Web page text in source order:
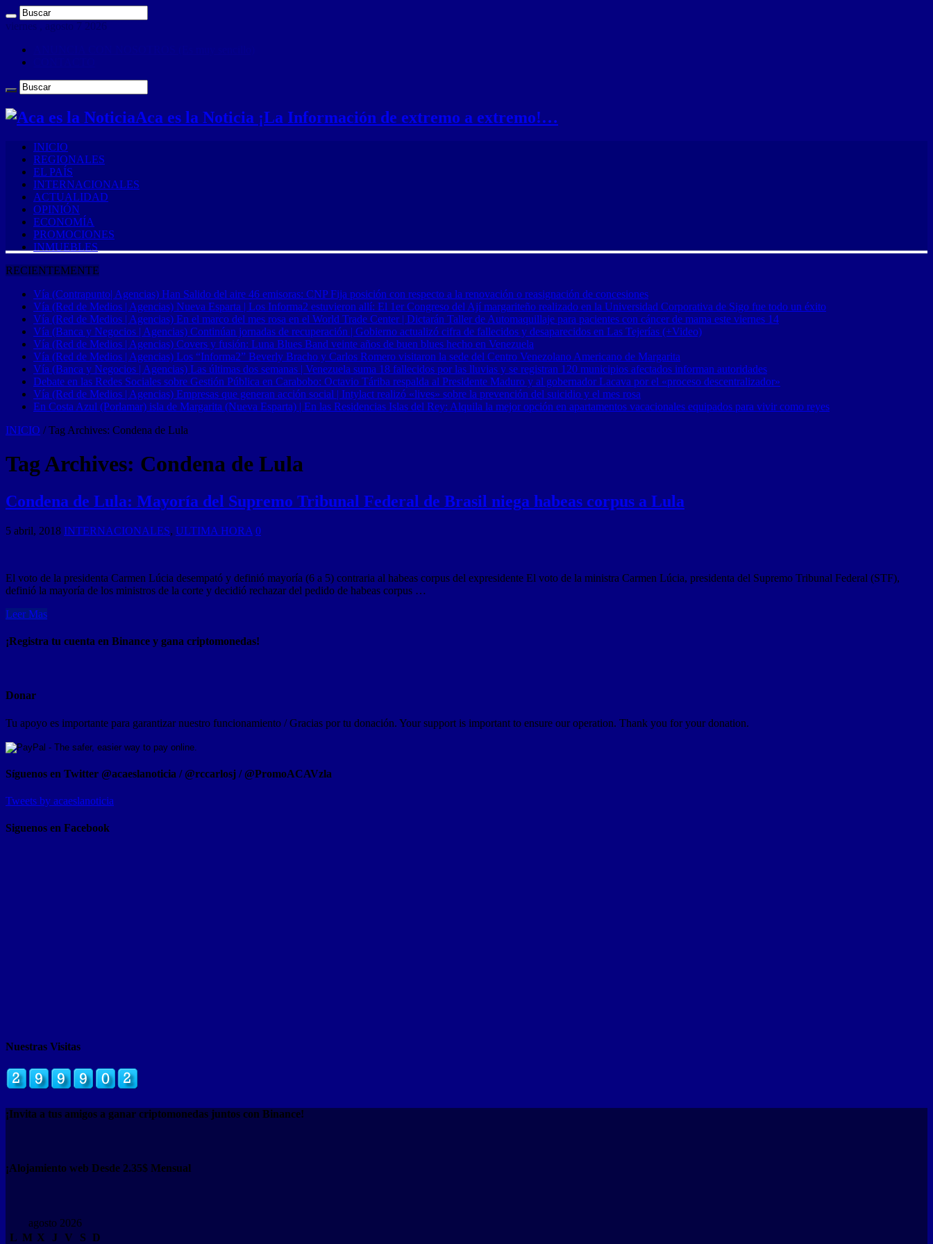
viernes , agosto 7 2026
Aca es la Noticia ¡La Información de extremo a extremo!…
INICIO
REGIONALES
EL PAÍS
INTERNACIONALES
ACTUALIDAD
OPINIÓN
ECONOMÍA
PROMOCIONES
INMUEBLES
RECIENTEMENTE
Vía (Contrapunto| Agencias) Han Salido del aire 46 emisoras: CNP Fija posición con respecto a la renovación o reasignación de concesiones
Vía (Red de Medios | Agencias) Nueva Esparta | Los Informa2 estuvieron allí: El 1er Congreso del Ají margariteño realizado en la Universidad Corporativa de Sigo fue todo un éxito
Vía (Red de Medios | Agencias) En el marco del mes rosa en el World Trade Center | Dictarán Taller de Automaquillaje para pacientes con cáncer de mama este viernes 14
Vía (Banca y Negocios | Agencias) Continúan jornadas de recuperación | Gobierno actualizó cifra de fallecidos y desaparecidos en Las Tejerías (+Video)
Vía (Red de Medios | Agencias) Covers y fusión: Luna Blues Band veinte años de buen blues hecho en Venezuela
Vía (Red de Medios | Agencias) Los “Informa2” Beverly Bracho y Carlos Romero visitaron la sede del Centro Venezolano Americano de Margarita
Vía (Banca y Negocios | Agencias) Las últimas dos semanas | Venezuela suma 18 fallecidos por las lluvias y se registran 120 municipios afectados informan autoridades
Debate en las Redes Sociales sobre Gestión Pública en Carabobo: Octavio Táriba respalda al Presidente Maduro y al gobernador Lacava por el «proceso descentralizador»
Vía (Red de Medios | Agencias) Empresas que generan acción social | Intylact realizó «lives» sobre la prevención del suicidio y el mes rosa
En Costa Azul (Porlamar) isla de Margarita (Nueva Esparta) | En las Residencias Islas del Rey: Alquila la mejor opción en apartamentos vacacionales equipados para vivir como reyes
INICIO / Tag Archives: Condena de Lula
Tag Archives: Condena de Lula
Condena de Lula: Mayoría del Supremo Tribunal Federal de Brasil niega habeas corpus a Lula
5 abril, 2018 INTERNACIONALES, ULTIMA HORA 0
El voto de la presidenta Carmen Lúcia desempató y definió mayoría (6 a 5) contraria al habeas corpus del expresidente El voto de la ministra Carmen Lúcia, presidenta del Supremo Tribunal Federal (STF),
definió la mayoría de los ministros de la corte y decidió rechazar del pedido de habeas corpus …
Leer Mas
¡Registra tu cuenta en Binance y gana criptomonedas!
Donar
Tu apoyo es importante para garantizar nuestro funcionamiento / Gracias por tu donación. Your support is important to ensure our operation. Thank you for your donation.
Síguenos en Twitter @acaeslanoticia / @rccarlosj / @PromoACAVzla
Tweets by acaeslanoticia
Siguenos en Facebook
Nuestras Visitas
¡Invita a tus amigos a ganar criptomonedas juntos con Binance!
¡Alojamiento web Desde 2.35$ Mensual
agosto 2026
L M X J V S D